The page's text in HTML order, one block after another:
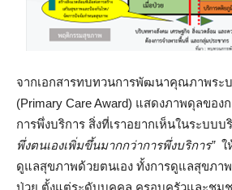
จากเอกสารทบทวนการพัฒนาคุณภาพระ
(Primary Care Award) แสดงภาพดุลของ
การพึ่งบริการ สิ่งที่เราอยากเห็นในระบบ
พึ่งตนเองเพิ่มขึ้นมากกว่าการพึ่งบริการ”ใ
ดูแลสุขภาพด้วยตนเอง ทั้งการดูแลสุขภา
ป่วย ตั้งแต่ระดับบุคคล ครอบครัวและชุม